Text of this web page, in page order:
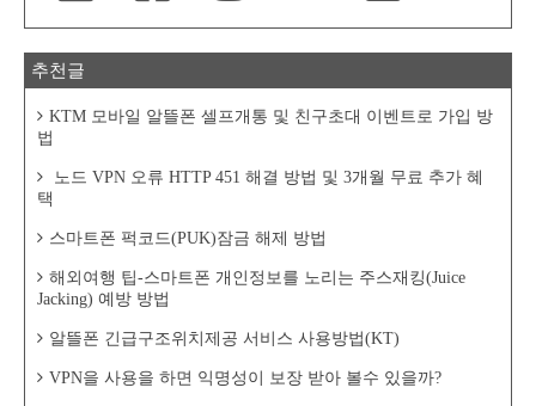
추천글
KTM 모바일 알뜰폰 셀프개통 및 친구초대 이벤트로 가입 방
법
노드 VPN 오류 HTTP 451 해결 방법 및 3개월 무료 추가 혜
택
스마트폰 퍽코드(PUK)잠금 해제 방법
해외여행 팁-스마트폰 개인정보를 노리는 주스재킹(Juice
Jacking) 예방 방법
알뜰폰 긴급구조위치제공 서비스 사용방법(KT)
VPN을 사용을 하면 익명성이 보장 받아 볼수 있을까?